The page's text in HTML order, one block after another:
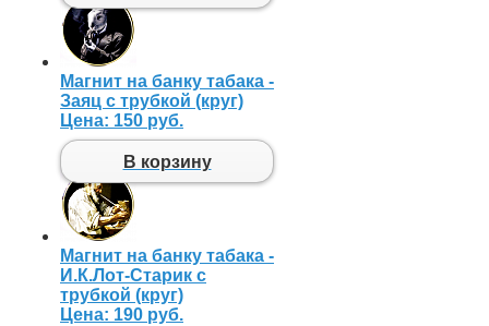
Магнит на банку табака -
Заяц с трубкой (круг)
Цена: 150 руб.
В корзину
Магнит на банку табака -
И.К.Лот-Старик с
трубкой (круг)
Цена: 190 руб.